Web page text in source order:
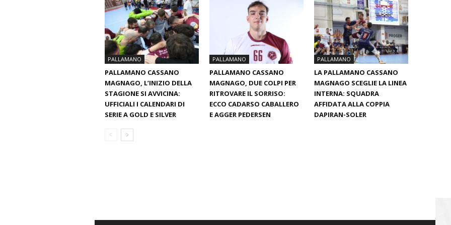
PALLAMANO
PALLAMANO CASSANO
MAGNAGO, L’INIZIO DELLA
STAGIONE SI AVVICINA:
UFFICIALI I CALENDARI DI
SERIE A GOLD E SILVER
PALLAMANO
PALLAMANO CASSANO
MAGNAGO, DUE COLPI PER
RITROVARE IL SORRISO:
ECCO CADARSO CABALLERO
E AGGER PEDERSEN
PALLAMANO
LA PALLAMANO CASSANO
MAGNAGO SCEGLIE LA LINEA
INTERNA: SQUADRA
AFFIDATA ALLA COPPIA
DAPIRAN-SOLER